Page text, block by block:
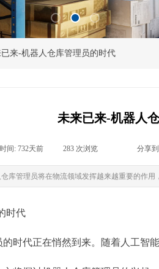
来-机器人仓库管理员的时代
未来已来-机器人
间: 732天前 283 次浏览 分享
库管理员将在物流领域发挥越来越重要的作
时代
时代正在悄然到来。随着人工智